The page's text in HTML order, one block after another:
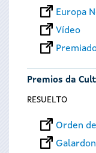
Europa
Vídeo
Premios da
RESUELTO
Orden